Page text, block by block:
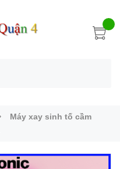
Máy xay sinh tố cầm